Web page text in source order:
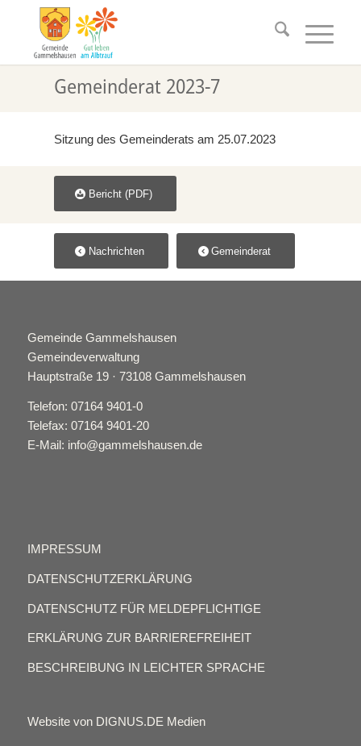
Gemeinderat 2023-7
Sitzung des Gemeinderats am 25.07.2023
Bericht (PDF)
Nachrichten Gemeinderat
Gemeinde Gammelshausen
Gemeindeverwaltung
Hauptstraße 19 · 73108 Gammelshausen
Telefon: 07164 9401-0
Telefax: 07164 9401-20
E-Mail: info@gammelshausen.de
IMPRESSUM
DATENSCHUTZERKLÄRUNG
DATENSCHUTZ FÜR MELDEPFLICHTIGE
ERKLÄRUNG ZUR BARRIEREFREIHEIT
BESCHREIBUNG IN LEICHTER SPRACHE
Website von DIGNUS.DE Medien